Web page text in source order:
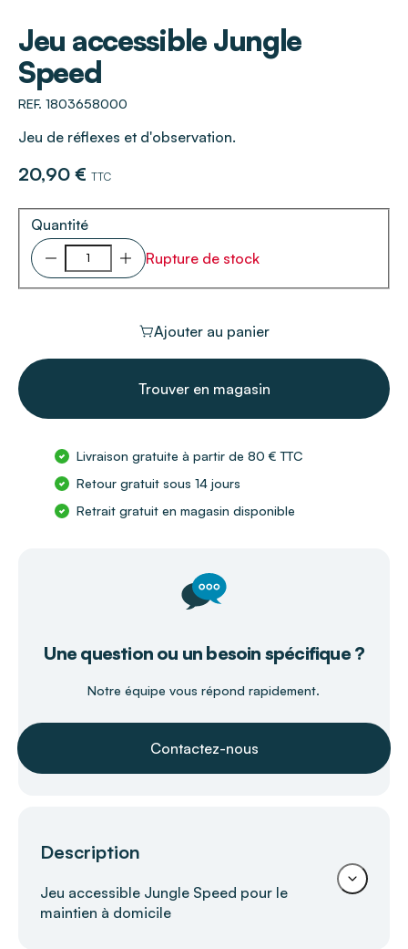
Jeu accessible Jungle
Speed
REF. 1803658000
Jeu de réflexes et d'observation.
20,90 € TTC
Quantité
Rupture de stock
Ajouter au panier
Trouver en magasin
Livraison gratuite à partir de 80 € TTC
Retour gratuit sous 14 jours
Retrait gratuit en magasin disponible
Une question ou un besoin spécifique ?
Notre équipe vous répond rapidement.
Contactez-nous
Description
Jeu accessible Jungle Speed pour le
maintien à domicile